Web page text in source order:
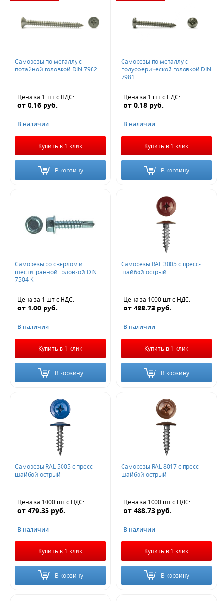
Саморезы по металлу с
потайной головкой DIN 7982
Цена за 1 штс НДС:
от 0.16 руб.
В наличии
Купить в 1 клик
В корзину
Саморезы по металлу с
полусферической головкой DIN
7981
Цена за 1 штс НДС:
от 0.18 руб.
В наличии
Купить в 1 клик
В корзину
Саморезы со сверлом и
шестигранной головкой DIN
7504 K
Цена за 1 штс НДС:
от 1.00 руб.
В наличии
Купить в 1 клик
В корзину
Саморезы RAL 3005 с пресс-
шайбой острый
Цена за 1000 штс НДС:
от 488.73 руб.
В наличии
Купить в 1 клик
В корзину
Саморезы RAL 5005 с пресс-
шайбой острый
Цена за 1000 штс НДС:
от 479.35 руб.
В наличии
Купить в 1 клик
В корзину
Саморезы RAL 8017 с пресс-
шайбой острый
Цена за 1000 штс НДС:
от 488.73 руб.
В наличии
Купить в 1 клик
В корзину